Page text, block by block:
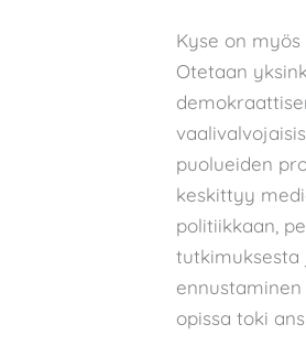
Kyse on
Otetaan
puolueiden
keskittyy
politiikkaan,
tutkimuksesta
opissa toki